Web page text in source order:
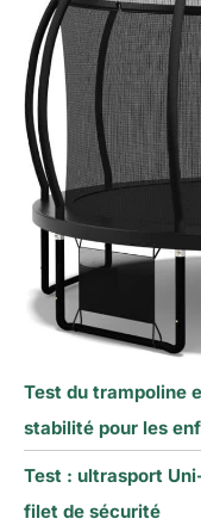
Test du trampoline
stabilité pour les
Test : ultrasport
filet de sécurité